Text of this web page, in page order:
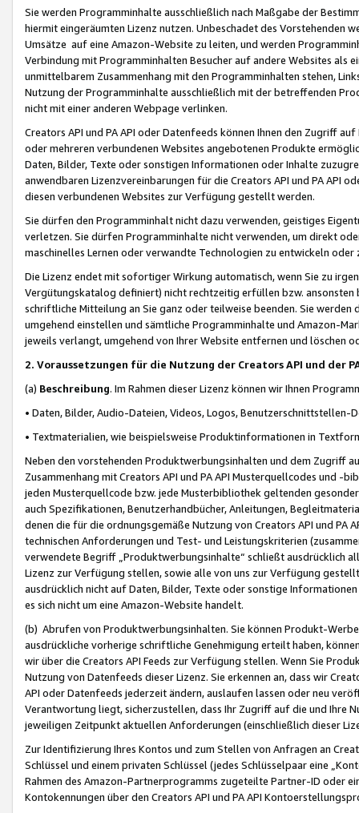
Sie werden Programminhalte ausschließlich nach Maßgabe der
hiermit eingeräumten Lizenz nutzen. Unbeschadet des Vorstehenden
Umsätze auf eine Amazon-Website zu leiten, und werden
Verbindung mit Programminhalten Besucher auf andere Websites als
unmittelbarem Zusammenhang mit den Programminhalten stehen,
Nutzung der Programminhalte ausschließlich mit der betreffenden
nicht mit einer anderen Webpage verlinken.
Creators API und PA API oder Datenfeeds können Ihnen den Zugriff
oder mehreren verbundenen Websites angebotenen Produkte
Daten, Bilder, Texte oder sonstigen Informationen oder Inhalte
anwendbaren Lizenzvereinbarungen für die Creators API und PA API
diesen verbundenen Websites zur Verfügung gestellt werden.
Sie dürfen den Programminhalt nicht dazu verwenden, geistiges
verletzen. Sie dürfen Programminhalte nicht verwenden, um direkt
maschinelles Lernen oder verwandte Technologien zu entwickeln
Die Lizenz endet mit sofortiger Wirkung automatisch, wenn Sie zu
Vergütungskatalog definiert) nicht rechtzeitig erfüllen bzw. ansonsten
schriftliche Mitteilung an Sie ganz oder teilweise beenden. Sie werden
umgehend einstellen und sämtliche Programminhalte und Amazon-
jeweils verlangt, umgehend von Ihrer Website entfernen und löschen
2. Voraussetzungen für die Nutzung der Creators API und der
(a) Beschreibung. Im Rahmen dieser Lizenz können wir Ihnen
• Daten, Bilder, Audio-Dateien, Videos, Logos, Benutzerschnittstellen-
• Textmaterialien, wie beispielsweise Produktinformationen in
Neben den vorstehenden Produktwerbungsinhalten und dem Zugriff
Zusammenhang mit Creators API und PA API Musterquellcodes und
jeden Musterquellcode bzw. jede Musterbibliothek geltenden
auch Spezifikationen, Benutzerhandbücher, Anleitungen,
denen die für die ordnungsgemäße Nutzung von Creators API und PA
technischen Anforderungen und Test- und Leistungskriterien
verwendete Begriff „Produktwerbungsinhalte“ schließt ausdrücklich
Lizenz zur Verfügung stellen, sowie alle von uns zur Verfügung
ausdrücklich nicht auf Daten, Bilder, Texte oder sonstige
es sich nicht um eine Amazon-Website handelt.
(b) Abrufen von Produktwerbungsinhalten. Sie können Produkt-
ausdrückliche vorherige schriftliche Genehmigung erteilt haben,
wir über die Creators API Feeds zur Verfügung stellen. Wenn Sie
Nutzung von Datenfeeds dieser Lizenz. Sie erkennen an, dass wir
API oder Datenfeeds jederzeit ändern, auslaufen lassen oder neu
Verantwortung liegt, sicherzustellen, dass Ihr Zugriff auf die und Ihre
jeweiligen Zeitpunkt aktuellen Anforderungen (einschließlich dieser
Zur Identifizierung Ihres Kontos und zum Stellen von Anfragen an
Schlüssel und einem privaten Schlüssel (jedes Schlüsselpaar eine
Rahmen des Amazon-Partnerprogramms zugeteilte Partner-ID oder
Kontokennungen über den Creators API und PA API